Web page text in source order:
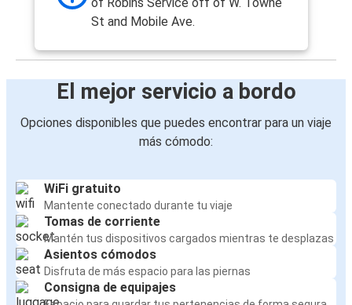
St and Mobile Ave.
El mejor servicio a bordo
Opciones disponibles que puedes encontrar para un viaje
más cómodo:
WiFi gratuito
Mantente conectado durante tu viaje
Tomas de corriente
Mantén tus dispositivos cargados mientras te desplazas
Asientos cómodos
Disfruta de más espacio para las piernas
Consigna de equipajes